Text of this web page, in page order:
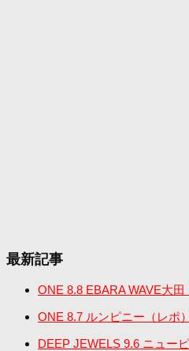
最新記事
ONE 8.8 EBARA WAVE大
ONE 8.7 ルンピニー（レポ
DEEP JEWELS 9.6 ニュー